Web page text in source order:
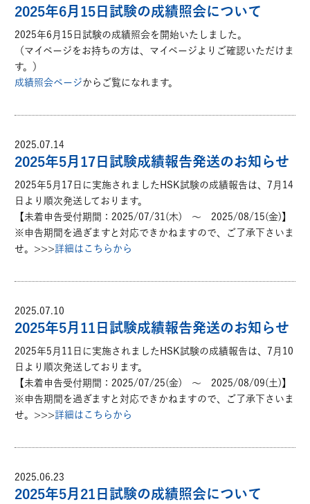
2025年6月15日試験の成績照会について
2025年6月15日試験の成績照会を開始いたしました。
（マイページをお持ちの方は、マイページよりご確認いただけま
す。）
成績照会ページからご覧になれます。
2025.07.14
2025年5月17日試験成績報告発送のお知らせ
2025年5月17日に実施されましたHSK試験の成績報告は、7月14
日より順次発送しております。
【未着申告受付期間：2025/07/31(木) ～ 2025/08/15(金)】
※申告期間を過ぎますと対応できかねますので、ご了承下さいま
せ。>>>詳細はこちらから
2025.07.10
2025年5月11日試験成績報告発送のお知らせ
2025年5月11日に実施されましたHSK試験の成績報告は、7月10
日より順次発送しております。
【未着申告受付期間：2025/07/25(金) ～ 2025/08/09(土)】
※申告期間を過ぎますと対応できかねますので、ご了承下さいま
せ。>>>詳細はこちらから
2025.06.23
2025年5月21日試験の成績照会について